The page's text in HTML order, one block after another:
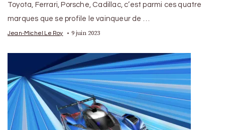
Toyota, Ferrari, Porsche, Cadillac, c’est parmi ces quatre
marques que se profile le vainqueur de …
Jean-Michel Le Roy 9 juin 2023